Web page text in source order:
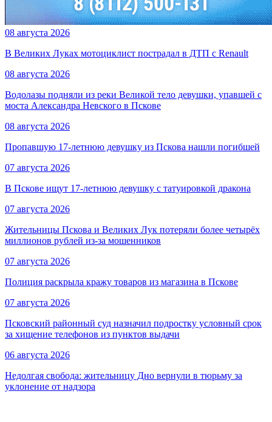
08 августа 2026
В Великих Луках мотоциклист пострадал в ДТП с Renault
08 августа 2026
Водолазы подняли из реки Великой тело девушки, упавшей с
моста Александра Невского в Пскове
08 августа 2026
Пропавшую 17-летнюю девушку из Пскова нашли погибшей
07 августа 2026
В Пскове ищут 17‑летнюю девушку с татуировкой дракона
07 августа 2026
Жительницы Пскова и Великих Лук потеряли более четырёх
миллионов рублей из-за мошенников
07 августа 2026
Полиция раскрыла кражу товаров из магазина в Пскове
07 августа 2026
Псковский районный суд назначил подростку условный срок
за хищение телефонов из пунктов выдачи
06 августа 2026
Недолгая свобода: жительницу Дно вернули в тюрьму за
уклонение от надзора